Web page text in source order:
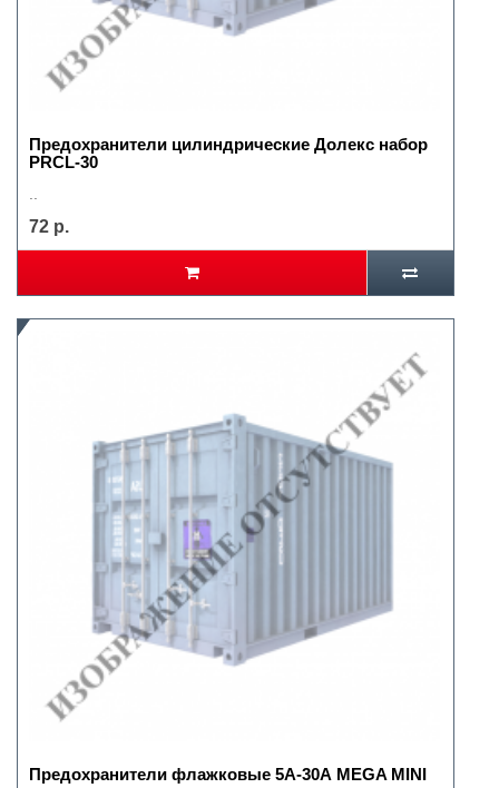
Предохранители цилиндрические Долекс набор
PRCL-30
72 р.
Предохранители флажковые 5А-30А MEGA MINI